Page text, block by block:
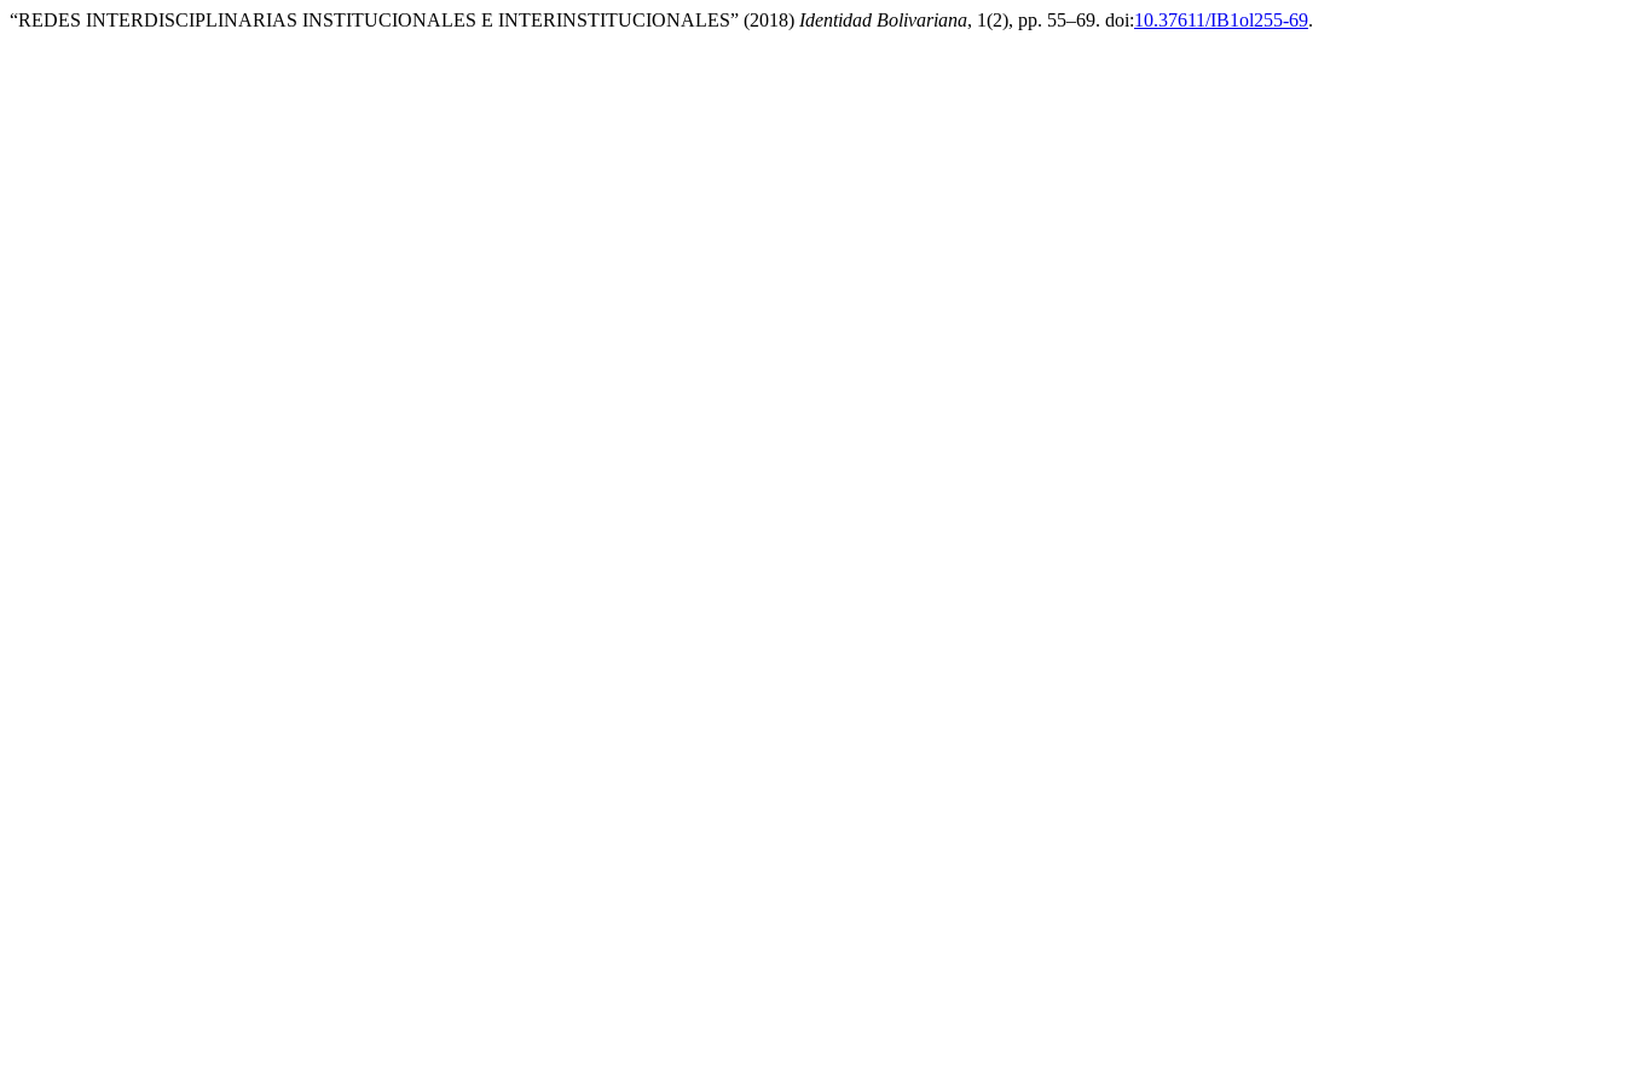
“REDES INTERDISCIPLINARIAS INSTITUCIONALES E INTERINSTITUCIONALES” (2018) Identidad Bolivariana, 1(2), pp. 55–69. doi:10.37611/IB1ol255-69.